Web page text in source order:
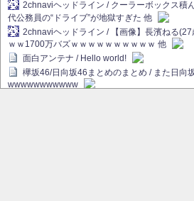
2chnaviヘッドライン / クーラーボックス
代公務員の“ドライブ”が地獄すぎた 他
2chnaviヘッドライン / 【画像】長濱ねる
ｗｗ1700万バズｗｗｗｗｗｗｗｗｗｗ 他
面白アンテナ / Hello world!
欅坂46/日向坂46まとめのまとめ / また日向
wwwwwwwwwww